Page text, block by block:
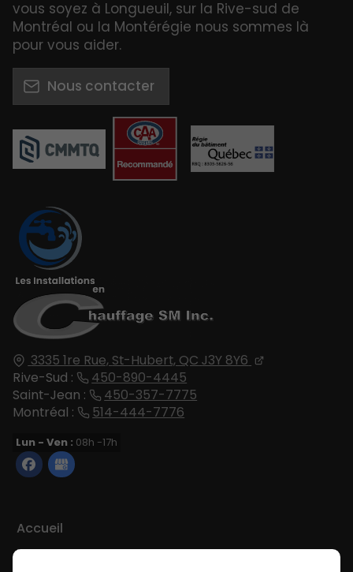
3335 1re Rue, St-Hubert, QC J3Y 8Y6
Rive-Sud :
450-890-4445
Saint-Jean :
450-357-7775
Montréal :
514-444-7776
Lun - Ven : 08h -17h
Accueil
Nous contacter
vous soyez à Longueuil, sur la Rive-sud de
Montréal ou la Montérégie nous sommes là
pour vous aider.
Nous contacter